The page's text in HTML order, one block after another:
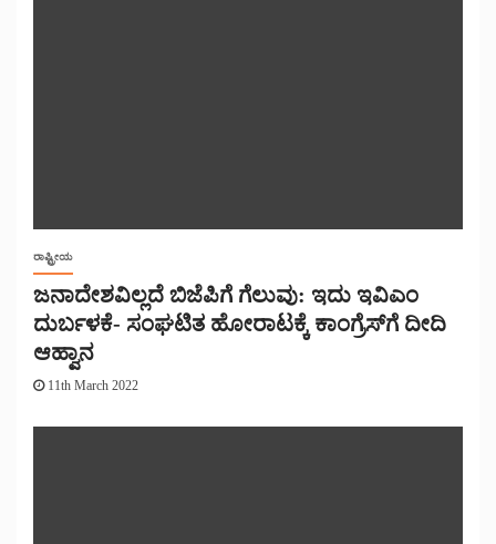
ರಾಷ್ಟ್ರೀಯ
ಜನಾದೇಶವಿಲ್ಲದೆ ಬಿಜೆಪಿಗೆ ಗೆಲುವು: ಇದು ಇವಿಎಂ
ದುರ್ಬಳಕೆ- ಸಂಘಟಿತ ಹೋರಾಟಕ್ಕೆ ಕಾಂಗ್ರೆಸ್‌ಗೆ ದೀದಿ
ಆಹ್ವಾನ
11th March 2022